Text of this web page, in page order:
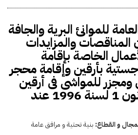
للموانئ البرية والجافة
المناقصات والمزايدات
الخاصة بإقامة
بأرقين وإقامة محجر
للمواشى فى أرقين
وبأحكام القانون 1 لسنة 1996 عند
و القطاع: بنية تحتية و مرافق عامة